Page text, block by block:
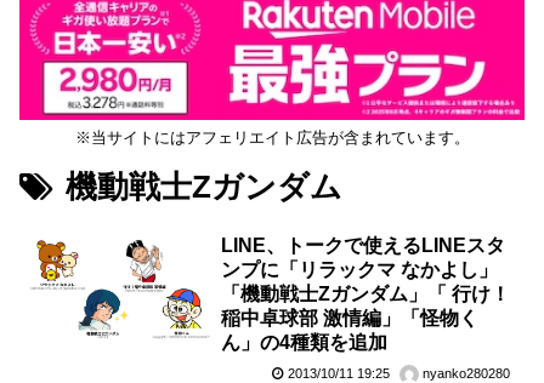
※当サイトにはアフェリエイト広告が含まれています。
機動戦士Zガンダム
LINE、トークで使えるLINEスタ
ンプに「リラックマ なかよし」
「機動戦士Zガンダム」「 行け！
稲中卓球部 激情編」「怪物く
ん」の4種類を追加
2013/10/11 19:25 nyanko280280